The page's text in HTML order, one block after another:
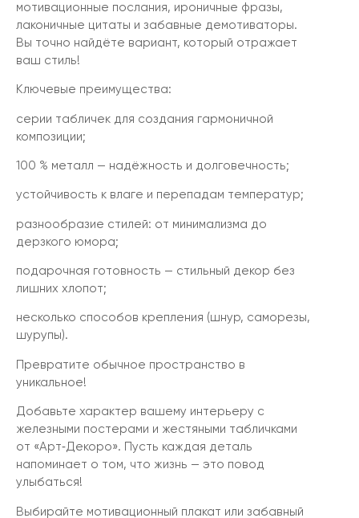
мотивационные послания, ироничные фразы,
лаконичные цитаты и забавные демотиваторы.
Вы точно найдёте вариант, который отражает
ваш стиль!
Ключевые преимущества:
серии табличек для создания гармоничной
композиции;
100 % металл — надёжность и долговечность;
устойчивость к влаге и перепадам температур;
разнообразие стилей: от минимализма до
дерзкого юмора;
подарочная готовность — стильный декор без
лишних хлопот;
несколько способов крепления (шнур, саморезы,
шурупы).
Превратите обычное пространство в
уникальное!
Добавьте характер вашему интерьеру с
железными постерами и жестяными табличками
от «Арт‑Декоро». Пусть каждая деталь
напоминает о том, что жизнь — это повод
улыбаться!
Выбирайте мотивационный плакат или забавный